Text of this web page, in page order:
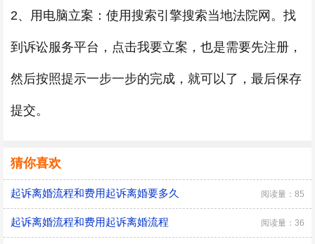
2、用电脑立案：使用搜索引擎搜索当地法院网。找
到诉讼服务平台，点击我要立案，也是需要先注册，
然后按照提示一步一步的完成，就可以了，最后保存
提交。
猜你喜欢
起诉离婚流程和费用起诉离婚要多久 阅读量：85
起诉离婚流程和费用起诉离婚流程 阅读量：36